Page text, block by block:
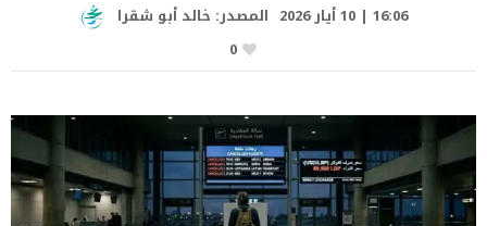
16:06 | 10 أيار 2026 المصدر: خالد أبو شقرا
0